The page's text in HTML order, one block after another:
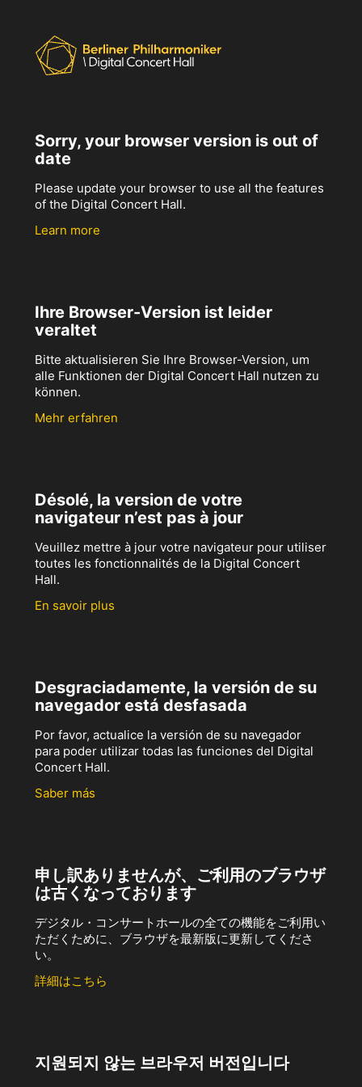
Sorry, your browser version is out of
date
Please update your browser to use all the features
of the Digital Concert Hall.
Learn more
Ihre Browser-Version ist leider
veraltet
Bitte aktualisieren Sie Ihre Browser-Version, um
alle Funktionen der Digital Concert Hall nutzen zu
können.
Mehr erfahren
Désolé, la version de votre
navigateur n’est pas à jour
Veuillez mettre à jour votre navigateur pour utiliser
toutes les fonctionnalités de la Digital Concert
Hall.
En savoir plus
Desgraciadamente, la versión de su
navegador está desfasada
Por favor, actualice la versión de su navegador
para poder utilizar todas las funciones del Digital
Concert Hall.
Saber más
申し訳ありませんが、ご利用のブラウザ
は古くなっております
デジタル・コンサートホールの全ての機能をご利用い
ただくために、ブラウザを最新版に更新してくださ
い。
詳細はこちら
지원되지 않는 브라우저 버전입니다